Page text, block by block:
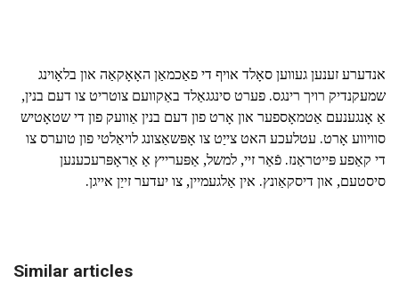
אנדערע זענען געווען סאָלד אויף די פאַכמאַן האָאָקאַה און בלאָוינג
שמעקנדיק רויך רינגס. פערט סינגגאַלד באַקוועם צוטריט צו דעם בנין,
אַ אָנגענעם אַטמאָספער און אָרט פון דעם בנין אַוועק פון די שטאָטיש
סוויווע אָרט. עטלעכע האט צייַט צו אָפּשאַצונג לויאַלטי פון טוערס צו
די קאַפע פּייטראַנז. פֿאַר זיי, למשל, אַפּערייץ אַ אַראָפּרעכענען
סיסטעם, און דיסקאַונץ. אין אַלגעמיין, צו יעדער זייַן אייגן.
Similar articles